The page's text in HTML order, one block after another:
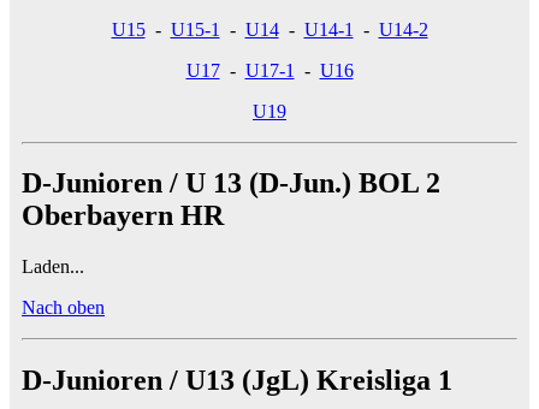
U15- U15-1 - U14- U14-1 - U14-2
U17- U17-1 - U16
U19
D-Junioren / U 13 (D-Jun.) BOL 2
Oberbayern HR
Laden...
Nach oben
D-Junioren / U13 (JgL) Kreisliga 1